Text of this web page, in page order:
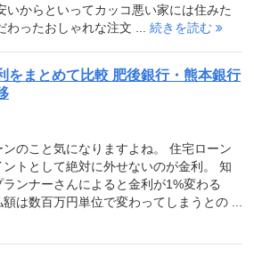
いからといってカッコ悪い家には住みた
わったおしゃれな注文 ... 続きを読む
をまとめて比較 肥後銀行・熊本銀行
のこと気になりますよね。 住宅ローン
トとして絶対に外せないのが金利。 知
ンナーさんによると金利が1%変わる
は数百万円単位で変わってしまうとの ...